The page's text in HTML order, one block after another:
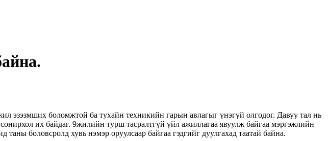
эзэзмших боломжтой ба тухайн техникийн гарын авлагыг үнэгүй олгодог. Давуу тал нь
их байдаг. 9жилийн турш тасралтгүй үйл ажиллагаа явуулж байгаа мэргэжлийн
боловсролд хувь нэмэр оруулсаар байгаа гэдгийг дуулгахад таатай байна.